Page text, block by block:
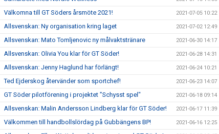
Välkomna till GT Söders årsmöte 2021! 2021-07-05 10:22
Allsvenskan: Ny organisation kring laget 2021-07-02 12:49
Allsvenskan: Mato Tomljenovic ny målvaktstränare 2021-06-30 14:17
Allsvenskan: Olivia You klar för GT Söder! 2021-06-28 14:31
Allsvenskan: Jenny Haglund har förlängt! 2021-06-24 10:21
Ted Ejderskog återvänder som sportchef! 2021-06-23 14:07
GT Söder pilotförening i projektet "Schysst spel" 2021-06-18 09:14
Allsvenskan: Malin Andersson Lindberg klar för GT Söder! 2021-06-17 11:39
Välkommen till handbollslördag på Gubbängens BP! 2021-06-16 12:25